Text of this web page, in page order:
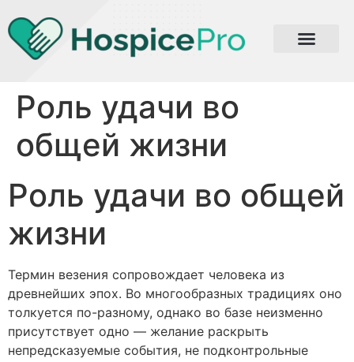
Роль удачи во
общей жизни
Роль удачи во общей
жизни
Термин везения сопровождает человека из
древнейших эпох. Во многообразных традициях оно
толкуется по-разному, однако во базе неизменно
присутствует одно — желание раскрыть
непредсказуемые события, не подконтрольные